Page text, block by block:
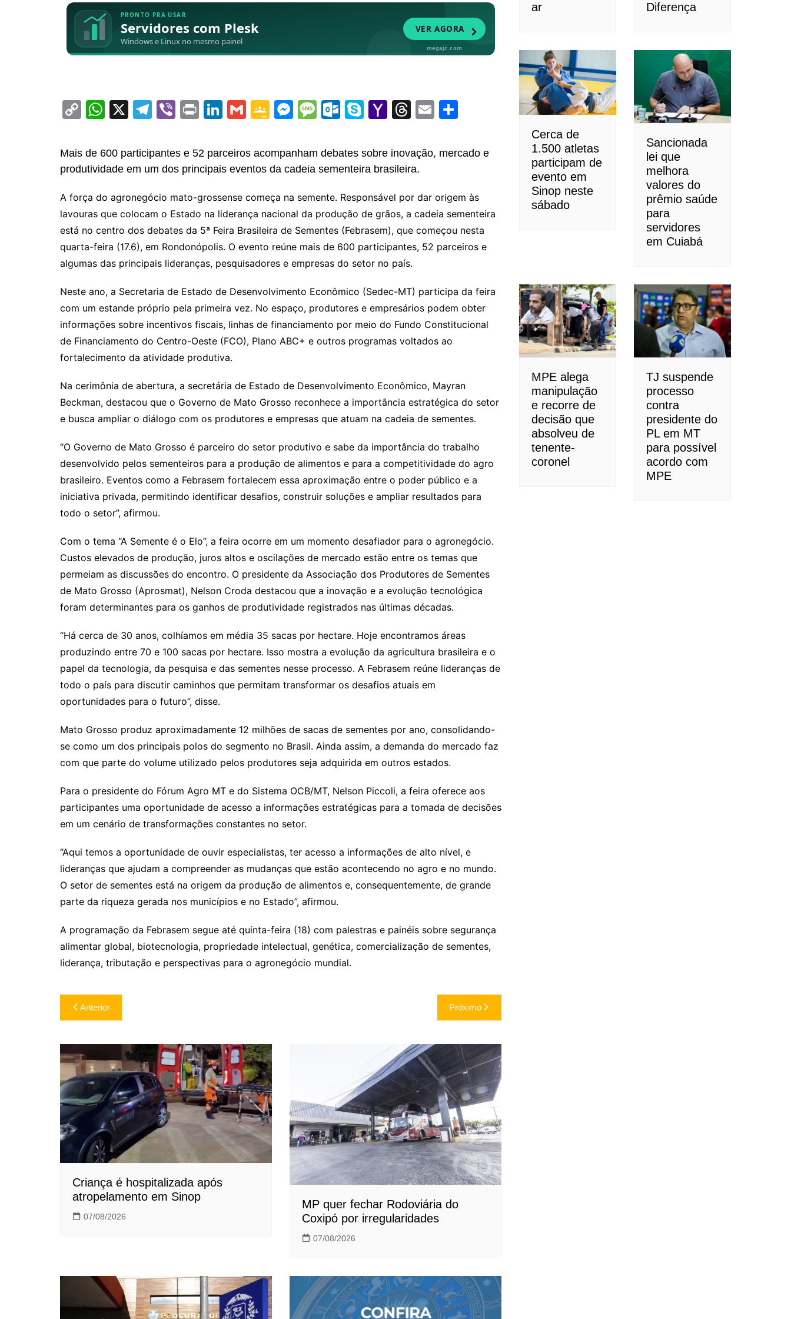
C
p
y
n
k
W
at
s
p
p
X
T
e
gr
m
Vi
er
Pr
t
Li
k
e
n
G
ai
l
G
o
gl
Cl
a
s
sr
o
m
M
s
s
n
g
er
M
s
s
g
e
O
lo
o
c
o
m
S
y
p
Y
h
o
M
ai
l
T
e
a
s
E
ai
l
ar
Mais de 600 participantes e 52 parceiros acompanham debates sobre inovação, mercado e
produtividade em um dos principais eventos da cadeia sementeira brasileira.
A força do agronegócio mato-grossense começa na semente. Responsável por dar origem às
lavouras que colocam o Estado na liderança nacional da produção de grãos, a cadeia sementeira
está no centro dos debates da 5ª Feira Brasileira de Sementes (Febrasem), que começou nesta
quarta-feira (17.6), em Rondonópolis. O evento reúne mais de 600 participantes, 52 parceiros e
algumas das principais lideranças, pesquisadores e empresas do setor no país.
Neste ano, a Secretaria de Estado de Desenvolvimento Econômico (Sedec-MT) participa da feira
com um estande próprio pela primeira vez. No espaço, produtores e empresários podem obter
informações sobre incentivos fiscais, linhas de financiamento por meio do Fundo Constitucional
de Financiamento do Centro-Oeste (FCO), Plano ABC+ e outros programas voltados ao
fortalecimento da atividade produtiva.
Na cerimônia de abertura, a secretária de Estado de Desenvolvimento Econômico, Mayran
Beckman, destacou que o Governo de Mato Grosso reconhece a importância estratégica do setor
e busca ampliar o diálogo com os produtores e empresas que atuam na cadeia de sementes.
“O Governo de Mato Grosso é parceiro do setor produtivo e sabe da importância do trabalho
desenvolvido pelos sementeiros para a produção de alimentos e para a competitividade do agro
brasileiro. Eventos como a Febrasem fortalecem essa aproximação entre o poder público e a
iniciativa privada, permitindo identificar desafios, construir soluções e ampliar resultados para
todo o setor”, afirmou.
Com o tema “A Semente é o Elo”, a feira ocorre em um momento desafiador para o agronegócio.
Custos elevados de produção, juros altos e oscilações de mercado estão entre os temas que
permeiam as discussões do encontro. O presidente da Associação dos Produtores de Sementes
de Mato Grosso (Aprosmat), Nelson Croda destacou que a inovação e a evolução tecnológica
foram determinantes para os ganhos de produtividade registrados nas últimas décadas.
“Há cerca de 30 anos, colhíamos em média 35 sacas por hectare. Hoje encontramos áreas
produzindo entre 70 e 100 sacas por hectare. Isso mostra a evolução da agricultura brasileira e o
papel da tecnologia, da pesquisa e das sementes nesse processo. A Febrasem reúne lideranças de
todo o país para discutir caminhos que permitam transformar os desafios atuais em
oportunidades para o futuro”, disse.
Mato Grosso produz aproximadamente 12 milhões de sacas de sementes por ano, consolidando-
se como um dos principais polos do segmento no Brasil. Ainda assim, a demanda do mercado faz
com que parte do volume utilizado pelos produtores seja adquirida em outros estados.
Para o presidente do Fórum Agro MT e do Sistema OCB/MT, Nelson Piccoli, a feira oferece aos
participantes uma oportunidade de acesso a informações estratégicas para a tomada de decisões
em um cenário de transformações constantes no setor.
“Aqui temos a oportunidade de ouvir especialistas, ter acesso a informações de alto nível, e
lideranças que ajudam a compreender as mudanças que estão acontecendo no agro e no mundo.
O setor de sementes está na origem da produção de alimentos e, consequentemente, de grande
parte da riqueza gerada nos municípios e no Estado”, afirmou.
A programação da Febrasem segue até quinta-feira (18) com palestras e painéis sobre segurança
alimentar global, biotecnologia, propriedade intelectual, genética, comercialização de sementes,
liderança, tributação e perspectivas para o agronegócio mundial.
Navegação
de
Post
Anterior Próximo
Criança é hospitalizada após
atropelamento em Sinop
07/08/2026
MP quer fechar Rodoviária do
Coxipó por irregularidades
07/08/2026
ar Diferença
Cerca de
1.500 atletas
participam de
evento em
Sinop neste
sábado
Sancionada
lei que
melhora
valores do
prêmio saúde
para
servidores
em Cuiabá
MPE alega
manipulação
e recorre de
decisão que
absolveu de
tenente-
coronel
TJ suspende
processo
contra
presidente do
PL em MT
para possível
acordo com
MPE